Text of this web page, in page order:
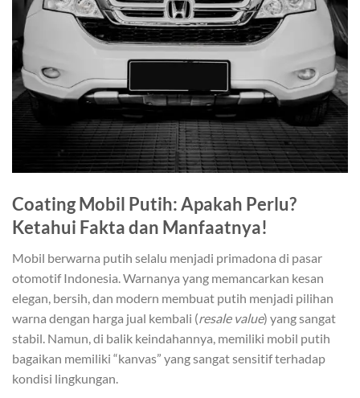
Coating Mobil Putih: Apakah Perlu?
Ketahui Fakta dan Manfaatnya!
Mobil berwarna putih selalu menjadi primadona di pasar
otomotif Indonesia. Warnanya yang memancarkan kesan
elegan, bersih, dan modern membuat putih menjadi pilihan
warna dengan harga jual kembali (resale value) yang sangat
stabil. Namun, di balik keindahannya, memiliki mobil putih
bagaikan memiliki “kanvas” yang sangat sensitif terhadap
kondisi lingkungan.